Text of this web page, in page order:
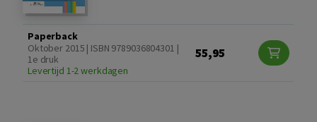
Paperback
Oktober 2015 | ISBN 9789036804301 |
1e druk
Levertijd 1-2 werkdagen
55,95